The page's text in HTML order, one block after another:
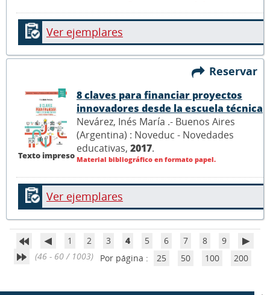
Ver ejemplares
Reservar
Texto impreso
8 claves para financiar proyectos
innovadores desde la escuela técnica
Nevárez, Inés María .- Buenos Aires
(Argentina) : Noveduc - Novedades
educativas, 2017.
Material bibliográfico en formato papel.
Ver ejemplares
1 2 3 4 5 6 7 8
9
(46 - 60 / 1003)
Por página : 25 50 100 200